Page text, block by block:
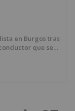
en Burgos tras
que se